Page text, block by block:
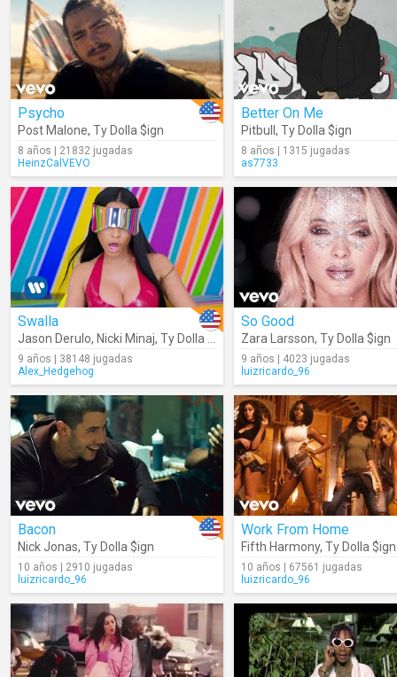
Psycho
Post Malone, Ty Dolla $ign
8 años | 21832 jugadas
HeinzCalVEVO
Better On Me
Pitbull , Ty Dolla $ign
8 años | 1315 jugadas
as7733
Swalla
Jason Derulo, Nicki Minaj, Ty Dolla $ign
9 años | 38148 jugadas
Alex_Hedgehog
So Good
Zara Larsson, Ty Dolla $ign
9 años | 4023 jugadas
luizricardo_96
Bacon
Nick Jonas, Ty Dolla $ign
10 años | 2910 jugadas
luizricardo_96
Work From Home
Fifth Harmony, Ty Dolla $ign
10 años | 67561 jugadas
luizricardo_96